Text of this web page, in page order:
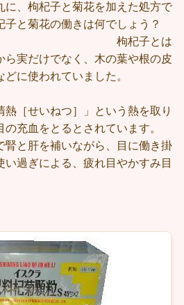
に、枸杞子と菊花を加えた処方で
と菊花の働きは何でしょう？
枸杞子とは
ら実だけでなく、木の葉や根の皮
などに使われていました。
せいねつ］」という熱を取り
充血をとるとされています。
腎と肝を補いながら、目に働き掛
い過ぎによる、疲れ目やかすみ目